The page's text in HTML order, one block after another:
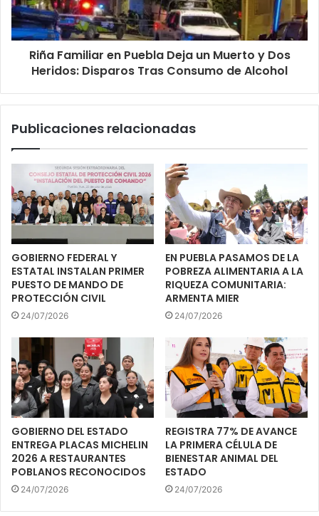
Riña Familiar en Puebla Deja un Muerto y Dos
Heridos: Disparos Tras Consumo de Alcohol
Publicaciones relacionadas
GOBIERNO FEDERAL Y
ESTATAL INSTALAN PRIMER
PUESTO DE MANDO DE
PROTECCIÓN CIVIL
24/07/2026
EN PUEBLA PASAMOS DE LA
POBREZA ALIMENTARIA A LA
RIQUEZA COMUNITARIA:
ARMENTA MIER
24/07/2026
GOBIERNO DEL ESTADO
ENTREGA PLACAS MICHELIN
2026 A RESTAURANTES
POBLANOS RECONOCIDOS
24/07/2026
REGISTRA 77% DE AVANCE
LA PRIMERA CÉLULA DE
BIENESTAR ANIMAL DEL
ESTADO
24/07/2026